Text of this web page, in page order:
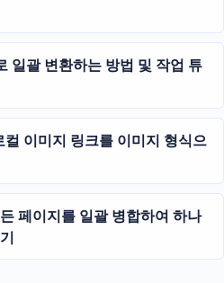
일괄 변환하는 방법 및 작업 튜
이미지 링크를 이미지 형식으
페이지를 일괄 병합하여 하나